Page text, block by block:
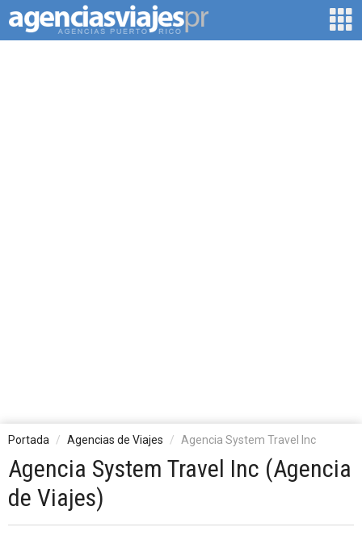
Portada Agencias de Viajes Agencia System Travel Inc
Agencia System Travel Inc (Agencia
de Viajes)